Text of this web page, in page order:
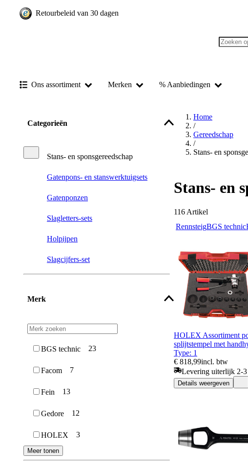
Retourbeleid van 30 dagen
Ons assortiment Merken % Aanbiedingen
Categorieën
Stans- en sponsgereedschap
Gatenpons- en stanswerktuigsets
Gatenponzen
Slagletters-sets
Holpijpen
Slagcijfers-set
Merk
BGS technic 23
Facom 7
Fein 13
Gedore 12
HOLEX 3
Meer tonen
Home
/
Gereedschap
/
Stans- en
Stans- en
116 Artikel
RennsteigBGS technic
HOLEX Assortiment
splijtstempel met
Type: 1
€ 818,99incl. btw
Levering uiterlijk 2-3
Details weergeven